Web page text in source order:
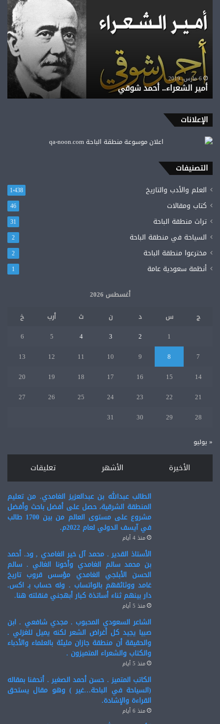
أحمد
شوقي
6 مارس، 2019
أمير الشعراء.. أحمد شوقي
الإعلانات
التصنيفات
العلم والأدب والتاريخ 1٬438
كتاب ومقالات 46
تراث منطقة الباحة 31
السياحة في منطقة الباحة 2
مخترعوا منطقة الباحة 2
أنظمة سعودية عامة 1
أغسطس 2026
ج
س د ن ث أرب
خ
1
2
3
4
5
6
7
8
9
10
11
12
13
14
15
16
17
18
19
20
21
22
23
24
25
26
27
28
29
30
31
« يوليو
الأخيرة الأشهر تعليقات
الطالب عبدالله بن عبدالعزيز الغامدي. من تعليم
المنطقة الشرقية، حصل على أفضل باحث وأفضل
مشروع على مستوى العالم من بين 1700 طالب
في آيسف الدولي لعام 2022م.
منذ 4 أيام
الأستاذ القدير . محمد آل خير الغامدي , ود. أحمد
بن محمد سالم الغامدي وأخونا الغالي . سالم
الحسن الأبلجي الغامدي مؤسس قروب تاريخ
غامد ووثائقهم بالواتساب . وله حساب بـ اكس.
دار بينهم ثناء أساتذة كبار أبهجني فنقلته هنا.
منذ 5 أيام
الشاعر السعودي المحبوب . مجدي شافعي . ابن
صبيا يجيد كل أغراض الشعر لكنه يميل للغزلي .
والحقيقة أن منطقة جازان مليئة بالعلماء والأدباء
والكتاب والشعراء المتميزون .
منذ 5 أيام
الكاتب المتميز . حسن أحمد الصغير . أتحفنا بمقاله
(السياحة في الباحة…غير ) وهو مقال يستحق
القراءة والإشادة.
منذ 6 أيام